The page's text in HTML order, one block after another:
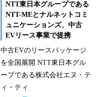
NTT東日本グループである
NTT-MEとナルネットコミ
ュニケーションズ、中古
EVリース事業で提携
中古EVのリースパッケージ
を全国展開 NTT東日本グル
ープである株式会社エヌ・テ
ィ・ティ